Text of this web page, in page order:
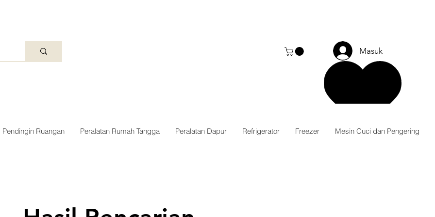
Masuk
Pendingin Ruangan Peralatan Rumah Tangga Peralatan Dapur Refrigerator Freezer Mesin Cuci dan Pengering